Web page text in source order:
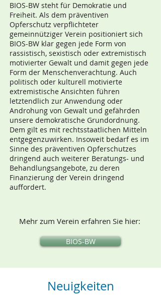
BIOS-BW steht für Demokratie und
Freiheit. Als dem präventiven
Opferschutz verpflichteter
gemeinnütziger Verein positioniert sich
BIOS-BW klar gegen jede Form von
rassistisch, sexistisch oder extremistisch
motivierter Gewalt und damit gegen jede
Form der Menschenverachtung. Auch
politisch oder kulturell motivierte
extremistische Ansichten führen
letztendlich zur Anwendung oder
Androhung von Gewalt und gefährden
unsere demokratische Grundordnung.
Dem gilt es mit rechtsstaatlichen Mitteln
entgegenzuwirken. Insoweit bedarf es im
Sinne des präventiven Opferschutzes
dringend auch weiterer Beratungs- und
Behandlungsangebote, zu deren
Finanzierung der Verein dringend
auffordert.
Mehr zum Verein erfahren Sie hier:
BIOS-BW
Neuigkeiten